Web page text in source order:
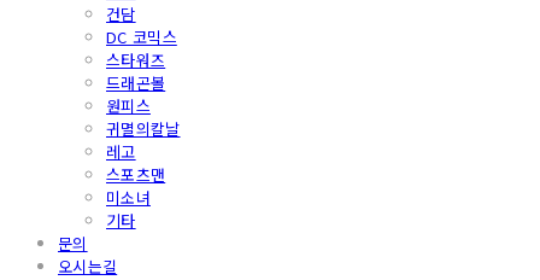
건담
DC 코믹스
스타워즈
드래곤볼
원피스
귀멸의칼날
레고
스포츠맨
미소녀
기타
문의
오시는길